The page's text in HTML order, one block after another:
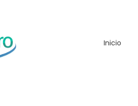
Inicio